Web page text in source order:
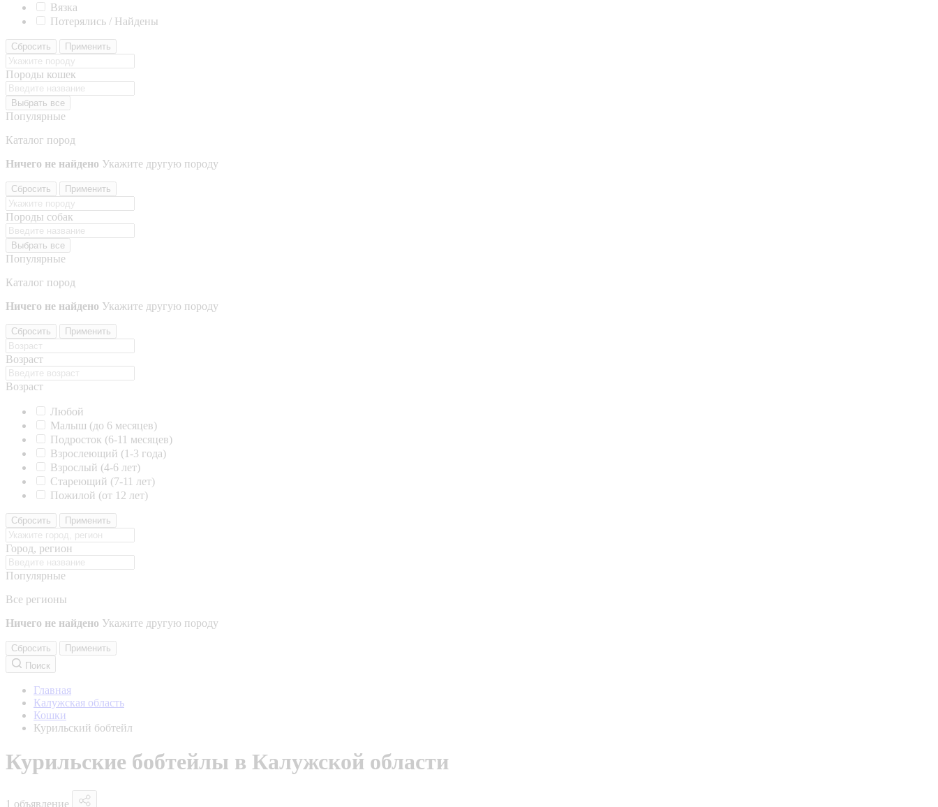
Вязка
Потерялись / Найдены
Сбросить Применить
Породы кошек
Выбрать все
Популярные
Каталог пород
Ничего не найдено Укажите другую породу
Сбросить Применить
Породы собак
Выбрать все
Популярные
Каталог пород
Ничего не найдено Укажите другую породу
Сбросить Применить
Возраст
Возраст
Любой
Малыш (до 6 месяцев)
Подросток (6-11 месяцев)
Взрослеющий (1-3 года)
Взрослый (4-6 лет)
Стареющий (7-11 лет)
Пожилой (от 12 лет)
Сбросить Применить
Город, регион
Популярные
Все регионы
Ничего не найдено Укажите другую породу
Сбросить
Применить
Поиск
Главная
Калужская область
Кошки
Курильский бобтейл
Курильские бобтейлы в Калужской области
1 объявление